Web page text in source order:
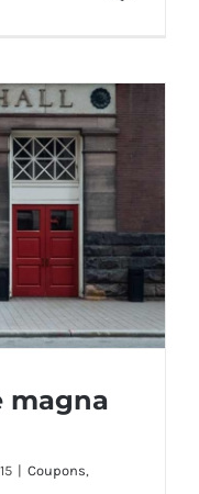
magna
| Coupons,